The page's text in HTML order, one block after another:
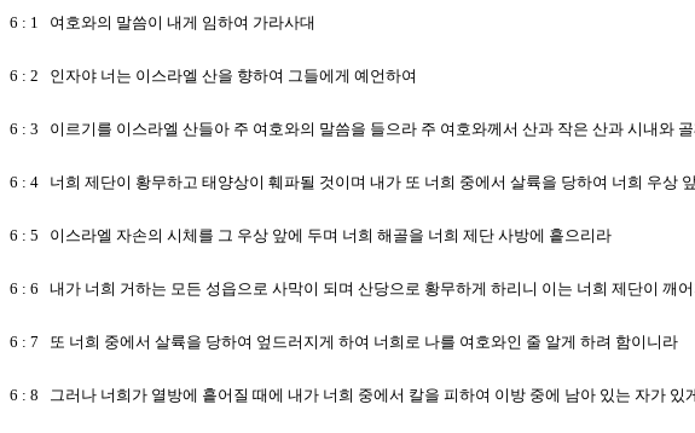
6 : 1 여호와의 말씀이 내게 임하여 가라사대
6 : 2 인자야 너는 이스라엘 산을 향하여 그들에게 예언하여
6 : 3 이르기를 이스라엘 산들아 주 여호와의 말씀을 들으라 주 여호와께서 산과 작은 산과 시내와
6 : 4 너희 제단이 황무하고 태양상이 훼파될 것이며 내가 또 너희 중에서 살륙을 당하여 너희 우상
6 : 5 이스라엘 자손의 시체를 그 우상 앞에 두며 너희 해골을 너희 제단 사방에 흩으리라
6 : 6 내가 너희 거하는 모든 성읍으로 사막이 되며 산당으로 황무하게 하리니 이는 너희 제단이 깨
6 : 7 또 너희 중에서 살륙을 당하여 엎드러지게 하여 너희로 나를 여호와인 줄 알게 하려 함이니라
6 : 8 그러나 너희가 열방에 흩어질 때에 내가 너희 중에서 칼을 피하여 이방 중에 남아 있는 자가 있